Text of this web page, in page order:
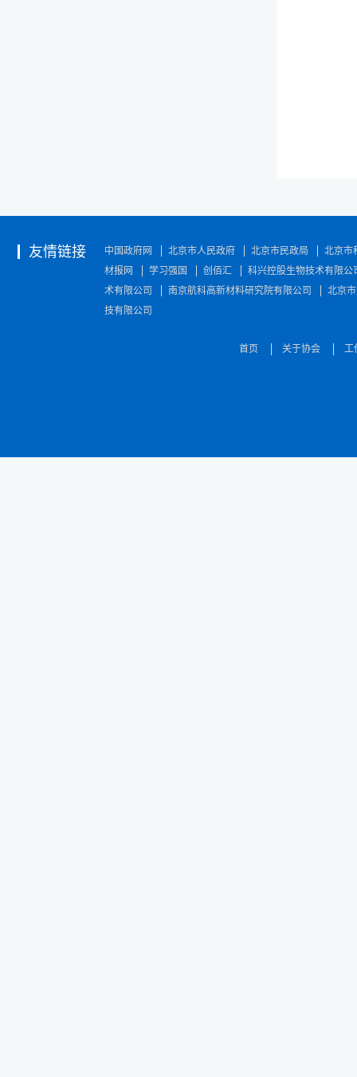
友情链接 中国政府网 北京市人民政府 北京市民政局
北京市
材报网
学习强国 创佰汇
科兴控股生物技术有限公
术有限公司
南京航科高新材料研究院有限公司
北京
技有限公司
首页 关于协会 工